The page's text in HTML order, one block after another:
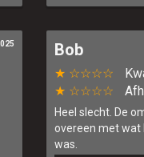
Bob
★ ☆☆☆☆
★ ☆☆☆☆
Heel slecht. De
overeen met wat
was.